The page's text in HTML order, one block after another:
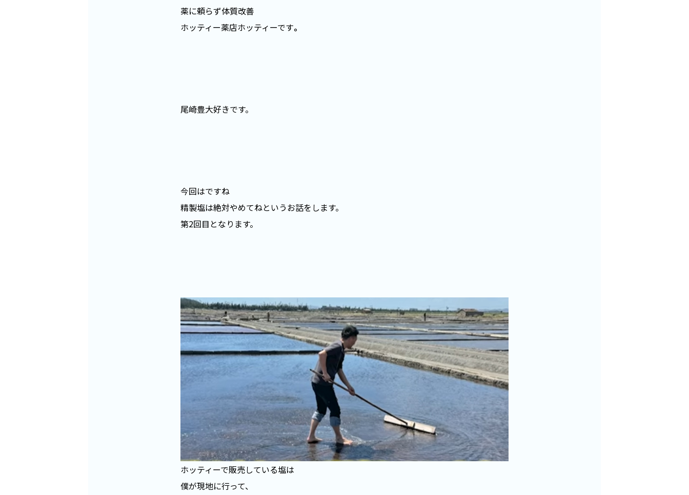
薬に頼らず体質改善
ホッティー薬店ホッティーです。
尾崎豊大好きです。
今回はですね
精製塩は絶対やめてねというお話をします。
第2回目となります。
ホッティーで販売している塩は
僕が現地に行って、